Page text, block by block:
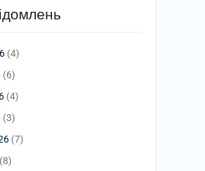
(4)
(6)
(4)
(3)
(7)
(8)